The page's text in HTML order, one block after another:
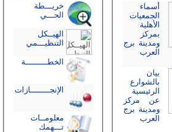
أسماء
الجمعيات
الأهلية
بمركز
ومدينة برج
العرب
بيان
بالشوارع
الرئيسية
عن مركز
ومدينة برج
العرب
خريـــطة
الحـــي
الهيــكل
التنظيـــمي
الخطـــــــــة
الإنجــــــــازات
معلومــات
تـــهمك